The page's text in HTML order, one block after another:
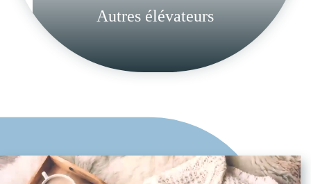
Accessibilité des ERP
elit nec tincidunt faucibus et nullam
Autres élévateurs